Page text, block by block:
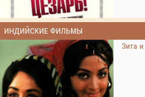
ИНДИЙСКИЕ ФИЛЬМЫ
Зита